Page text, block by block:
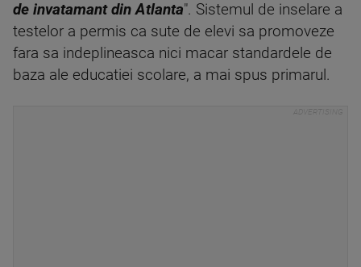
de invatamant din Atlanta". Sistemul de inselare a
testelor a permis ca sute de elevi sa promoveze
fara sa indeplineasca nici macar standardele de
baza ale educatiei scolare, a mai spus primarul.